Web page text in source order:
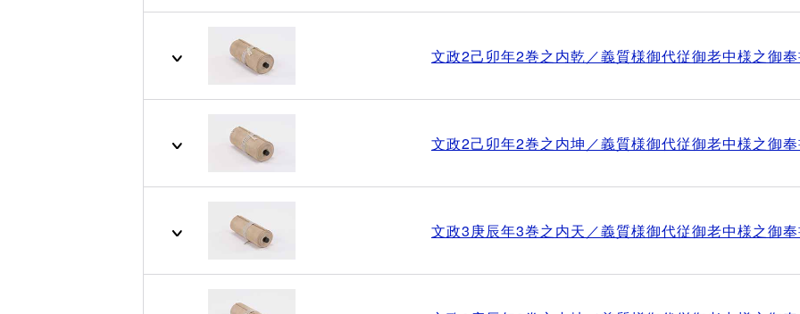
文政2己卯年2巻之内乾／義質様御代従御老中様之御
文政2己卯年2巻之内坤／義質様御代従御老中様之御
文政3庚辰年3巻之内天／義質様御代従御老中様之御